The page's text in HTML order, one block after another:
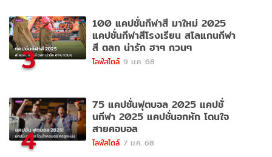
3
100 แคปชั่นกีฬาสี มาใหม่ 2025
แคปชั่นกีฬาสีโรงเรียน สโลแกนกีฬา
สี ตลก น่ารัก ฮาๆ กวนๆ
ไลฟ์สไตล์ 9 ม.ค. 68
4
75 แคปชั่นฟุตบอล 2025 แคปชั่
นกีฬา 2025 แคปชั่นอกหัก โดนใจ
สายคอบอล
ไลฟ์สไตล์ 7 ม.ค. 68